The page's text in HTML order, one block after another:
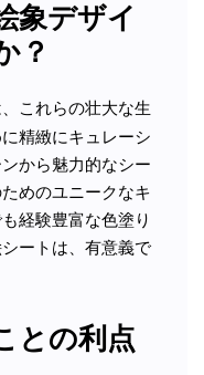
象デザイ
？
これらの壮大な生
精緻にキュレーシ
から魅力的なシー
めのユニークなキ
経験豊富な色塗り
ートは、有意義で
との利点